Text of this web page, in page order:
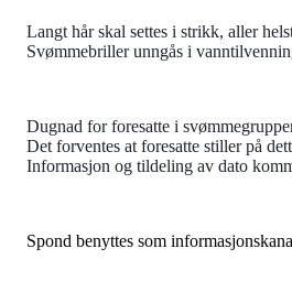
Langt hår skal settes i strikk, aller
Svømmebriller unngås i
Dugnad for foresatte i
Det forventes at foresatte stiller på
Informasjon og tildeling av dato
Spond benyttes som